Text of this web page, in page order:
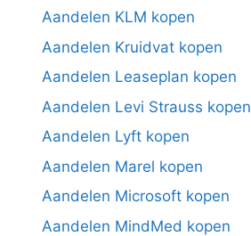
Aandelen KLM kopen
Aandelen Kruidvat kopen
Aandelen Leaseplan kopen
Aandelen Levi Strauss kopen
Aandelen Lyft kopen
Aandelen Marel kopen
Aandelen Microsoft kopen
Aandelen MindMed kopen